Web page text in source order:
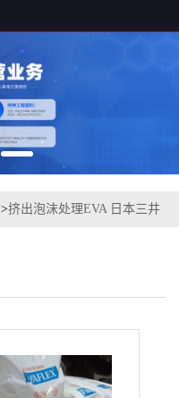
>挤出泡沫处理EVA 日本三井